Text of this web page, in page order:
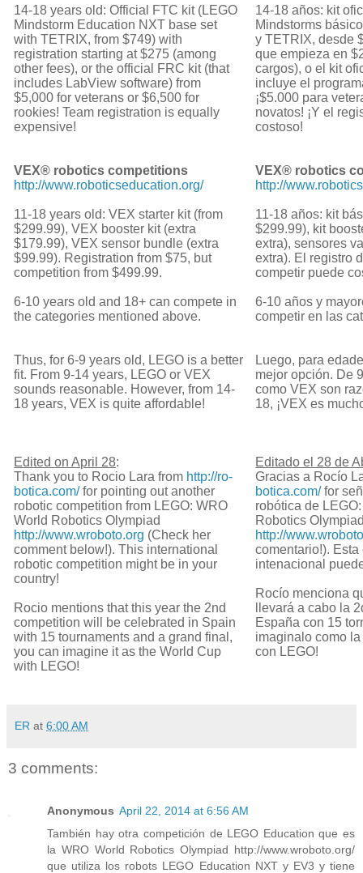
14-18 years old: Official FTC kit (LEGO
Mindstorm Education NXT base set
with TETRIX, from $749) with
registration starting at $275 (among
other fees), or the official FRC kit (that
includes LabView software) from
$5,000 for veterans or $6,500 for
rookies! Team registration is equally
expensive!
14-18 años: kit
Mindstorms
y TETRIX, desde
que empieza en
cargos), o el kit
incluye el
¡$5.000 para
novatos! ¡Y el
costoso!
VEX® robotics competitions
http://www.roboticseducation.org/
11-18 years old: VEX starter kit (from
$299.99), VEX booster kit (extra
$179.99), VEX sensor bundle (extra
$99.99). Registration from $75, but
competition from $499.99.
6-10 years old and 18+ can compete in
the categories mentioned above.
VEX® robotics
http://
11-18 años: kit
$299.99), kit
extra), sensores
extra). El registro
competir puede
6-10 años y
competir en las
Thus, for 6-9 years old, LEGO is a better
fit. From 9-14 years, LEGO or VEX
sounds reasonable. However, from 14-
18 years, VEX is quite affordable!
Edited on April 28:
Thank you to Rocio Lara from http://ro-
botica.com/for pointing out another
robotic competition from LEGO: WRO
World Robotics Olympiad
http://www.wroboto.org (Check her
comment below!). This international
robotic competition might be in your
country!
Rocio mentions that this year the 2nd
competition will be celebrated in Spain
with 15 tournaments and a grand final,
you can imagine it as the World Cup
with LEGO!
Luego, para
mejor opción. De
como VEX son
18, ¡VEX es
Editado el 28 de
Gracias a Rocío
botica.com/for
robótica de
Robotics
http://
comentario!).
intenacional
Rocío menciona
llevará a cabo la
España con 15
imaginalo como
con LEGO!
ER at 6:00 AM
3 comments:
Anonymous April 22, 2014 at 6:56 AM
También hay otra competición de LEGO Education que es
la WRO World Robotics Olympiad http://www.wroboto.org/
que utiliza los robots LEGO Education NXT y EV3 y tiene